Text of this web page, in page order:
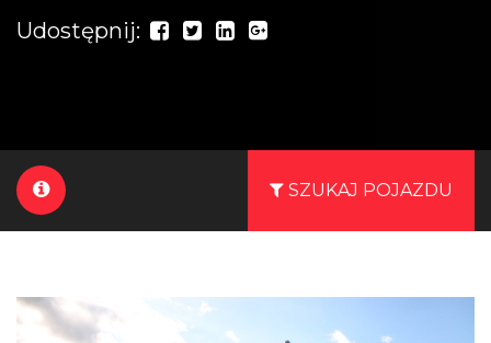
Udostępnij:
SZUKAJ POJAZDU